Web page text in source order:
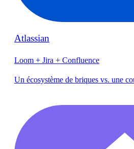
Atlassian
Loom + Jira + Confluence